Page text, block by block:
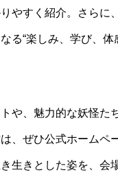
やすく紹介。さらに
る“楽しみ、学び、
や、魅力的な妖怪た
、ぜひ公式ホームペ
生きとした姿を、会